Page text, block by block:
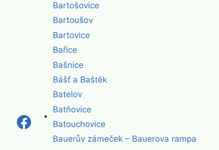
Bartošovice
Bartoušov
Bartovice
Bařice
Bašnice
Bášť a Baštěk
Batelov
Batňovice
Batouchovice
Bauerův zámeček – Bauerova rampa